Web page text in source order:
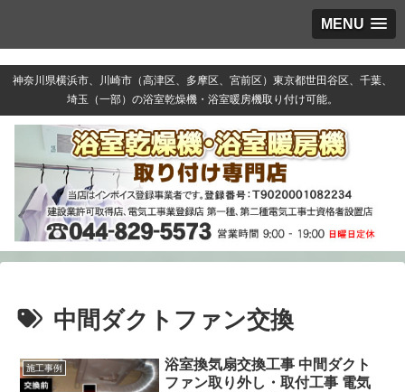
MENU
神奈川県横浜市、川崎市（高津区、多摩区、宮前区）東京都世田谷区、千葉、
埼玉（一部）の浴室乾燥機・浴室暖房機取り付け可能。
中間ダクトファン交換
施工事例
浴室換気扇交換工事 中間ダクト
ファン取り外し・取付工事 電気